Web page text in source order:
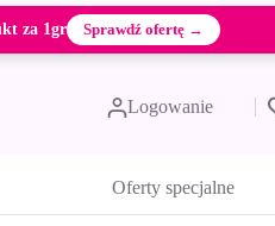
za 1gr Sprawdź ofertę →
Logowanie
Oferty specjalne